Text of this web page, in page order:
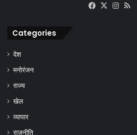
Facebook
X
Categories
देश
मनोरंजन
राज्य
खेल
व्यापार
राजनीति